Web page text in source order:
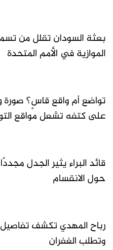
بعثة السودان تقلل من
الموازية في الأمم المتحدة
تواضع أم واقع قاسٍ؟ صورة
على كتفه تشعل مواقع
قائد البراء يثير الجدل
حول الانقسام
رباح المهدي تكشف تفاصيل
وتطلب الغفران